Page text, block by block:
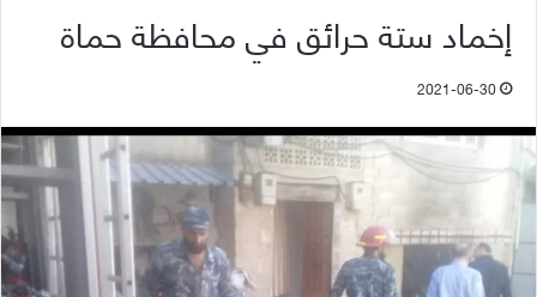
إخماد ستة حرائق في محافظة حماة
2021-06-30